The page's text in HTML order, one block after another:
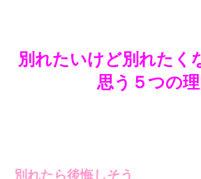
別れたいけど別れたく
思う５つの
別れたら後悔しそう